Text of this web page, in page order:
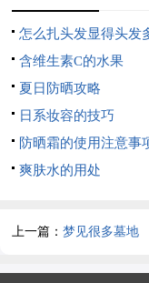
怎么扎头发显得头发
含维生素C的水果
夏日防晒攻略
日系妆容的技巧
防晒霜的使用注意事
爽肤水的用处
上一篇：梦见很多墓地